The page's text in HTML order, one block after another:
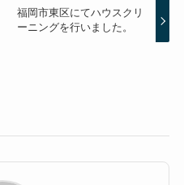
福岡市東区にてハウスクリ
ーニングを行いました。